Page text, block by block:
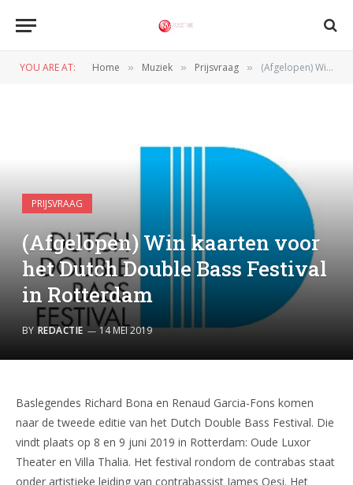
YOU ARE AT: Home » Muziek » Prijsvraag » (Afgelopen) Win kaarten voor het Dutch Double Bass Festival in Rotterdam
PRIJSVRAAG
(Afgelopen) Win kaarten voor
het Dutch Double Bass Festival
in Rotterdam
BY REDACTIE 14 MEI 2019
Baslegendes Richard Bona en Renaud Garcia-Fons komen
naar de tweede editie van het Dutch Double Bass Festival. Die
vindt plaats op 8 en 9 juni 2019 in Rotterdam: Oude Luxor
Theater en Villa Thalia. Het festival rondom de contrabas staat
onder artistieke leiding van contrabassist James Oesi. Het